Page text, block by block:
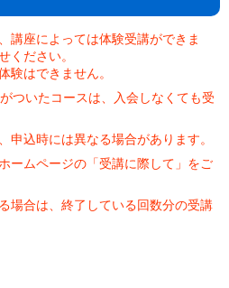
講座によっては体験受講ができま
ください。
験はできません。
ついたコースは、入会しなくても受
申込時には異なる場合があります。
ームページの「受講に際して」をご
場合は、終了している回数分の受講